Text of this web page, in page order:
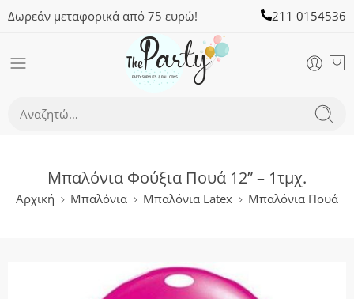
Δωρεάν μεταφορικά από 75 ευρώ! 211 0154536
Μπαλόνια Φούξια Πουά 12” – 1τμχ.
Αρχική Μπαλόνια Μπαλόνια Latex Μπαλόνια Πουά